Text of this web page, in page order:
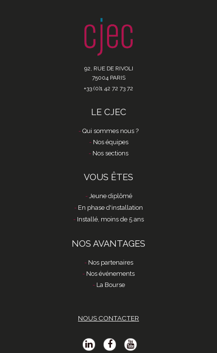
92, RUE DE RIVOLI
75004 PARIS
+33 (0)1 42 72 73 72
LE CJEC
Qui sommes nous ?
Nos équipes
Nos sections
VOUS ÊTES
Jeune diplômé
En phase d'installation
Installé, moins de 5 ans
NOS AVANTAGES
Nos partenaires
Nos événements
La Bourse
NOUS CONTACTER